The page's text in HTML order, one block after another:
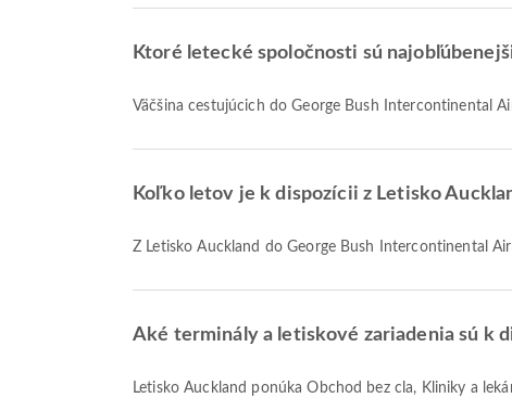
Ktoré letecké spoločnosti sú
Väčšina cestujúcich do George Bush Intercontinental
Koľko letov je k dispozícii z Letisko
Z Letisko Auckland do George Bush Intercontinental
Aké terminály a letiskové zariadenia sú k
Letisko Auckland ponúka Obchod bez cla, Kliniky a lekárne, Taxi a mnoho ďalších vybavení, ktoré zlepšia váš cestovný zážitok. Podrobné informácie o zariadeniach a rozložení